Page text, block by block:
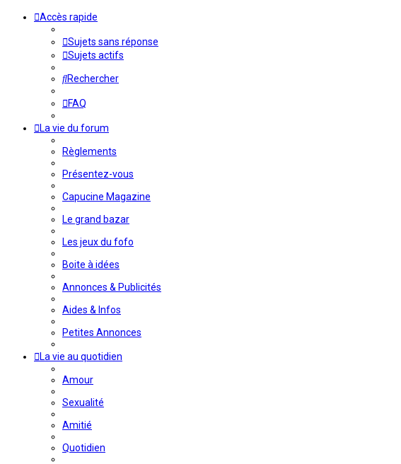
Accès rapide
Sujets sans réponse
Sujets actifs
Rechercher
FAQ
La vie du forum
Règlements
Présentez-vous
Capucine Magazine
Le grand bazar
Les jeux du fofo
Boite à idées
Annonces & Publicités
Aides & Infos
Petites Annonces
La vie au quotidien
Amour
Sexualité
Amitié
Quotidien